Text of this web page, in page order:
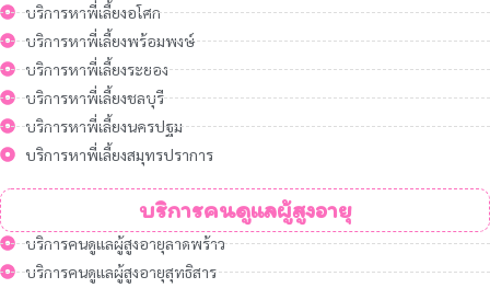
บริการหาพี่เลี้ยงอโศก
บริการหาพี่เลี้ยงพร้อมพงษ์
บริการหาพี่เลี้ยงระยอง
บริการหาพี่เลี้ยงชลบุรี
บริการหาพี่เลี้ยงนครปฐม
บริการหาพี่เลี้ยงสมุทรปราการ
บริการคนดูแลผู้สูงอายุ
บริการคนดูแลผู้สูงอายุลาดพร้าว
บริการคนดูแลผู้สูงอายุสุทธิสาร